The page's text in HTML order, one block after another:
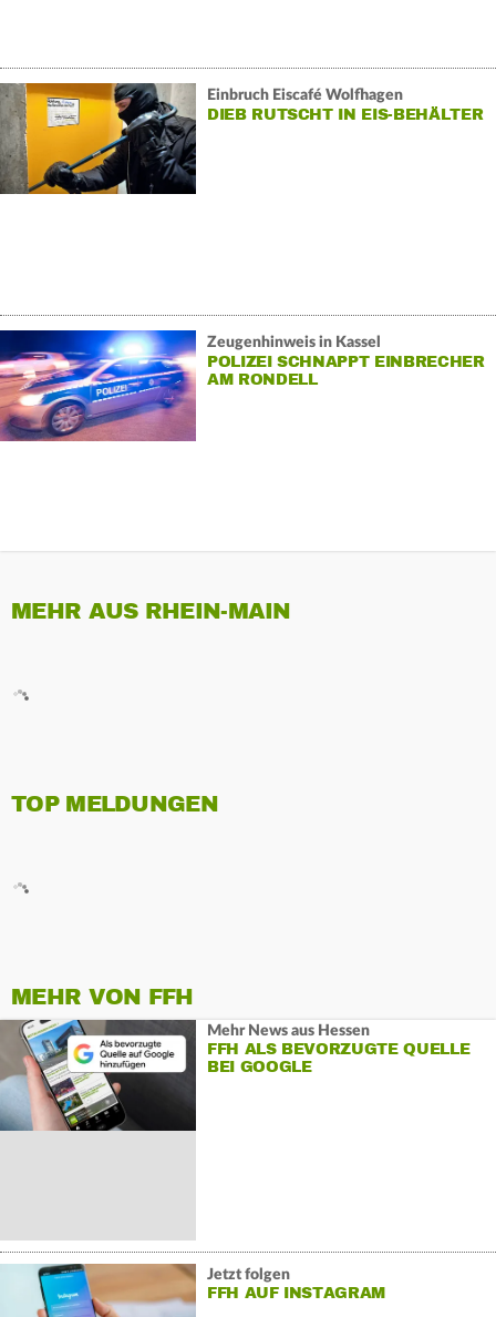
Einbruch Eiscafé Wolfhagen
DIEB RUTSCHT IN EIS-BEHÄLTER
Zeugenhinweis in Kassel
POLIZEI SCHNAPPT EINBRECHER
AM RONDELL
MEHR AUS RHEIN-MAIN
TOP MELDUNGEN
MEHR VON FFH
Mehr News aus Hessen
FFH ALS BEVORZUGTE QUELLE
BEI GOOGLE
Jetzt folgen
FFH AUF INSTAGRAM